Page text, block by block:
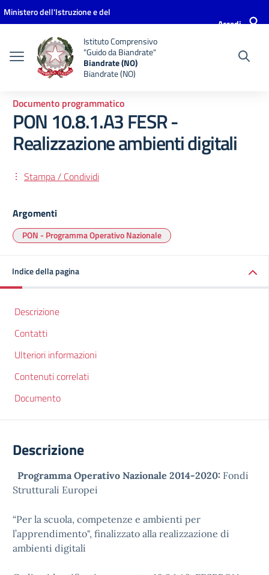
Vai ai contenuti
Vai al menu di navigazione
Vai al footer
Ministero dell'Istruzione e del
Accedi
Istituto Comprensivo
"Guido da Biandrate"
Biandrate (NO)
Biandrate (NO)
Documento programmatico
PON 10.8.1.A3 FESR -
Realizzazione ambienti digitali
Stampa / Condividi
Argomenti
PON - Programma Operativo Nazionale
Indice della pagina
Descrizione
Contatti
Ulteriori informazioni
Contenuti correlati
Documento
Descrizione
Programma Operativo Nazionale 2014-2020: Fondi
Strutturali Europei
“Per la scuola, competenze e ambienti per
l’apprendimento", finalizzato alla realizzazione di
ambienti digitali